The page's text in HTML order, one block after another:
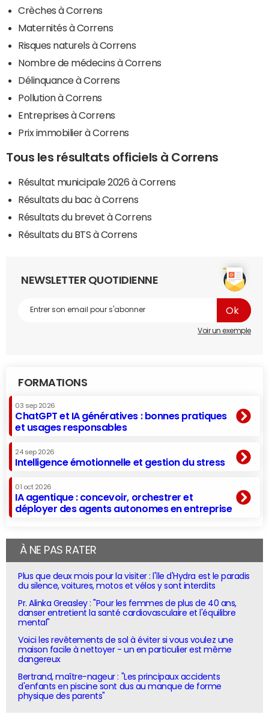
Crèches à Correns
Maternités à Correns
Risques naturels à Correns
Nombre de médecins à Correns
Délinquance à Correns
Pollution à Correns
Entreprises à Correns
Prix immobilier à Correns
Tous les résultats officiels à Correns
Résultat municipale 2026 à Correns
Résultats du bac à Correns
Résultats du brevet à Correns
Résultats du BTS à Correns
NEWSLETTER QUOTIDIENNE
Voir un exemple
FORMATIONS
03 sep 2026
ChatGPT et IA génératives : bonnes pratiques
et usages responsables
24 sep 2026
Intelligence émotionnelle et gestion du stress
01 oct 2026
IA agentique : concevoir, orchestrer et
déployer des agents autonomes en entreprise
À NE PAS RATER
Plus que deux mois pour la visiter : l'île d'Hydra est le paradis
du silence, voitures, motos et vélos y sont interdits
Pr. Alinka Greasley : "Pour les femmes de plus de 40 ans,
danser entretient la santé cardiovasculaire et l'équilibre
mental"
Voici les revêtements de sol à éviter si vous voulez une
maison facile à nettoyer - un en particulier est même
dangereux
Bertrand, maître-nageur : "Les principaux accidents
d'enfants en piscine sont dus au manque de forme
physique des parents"